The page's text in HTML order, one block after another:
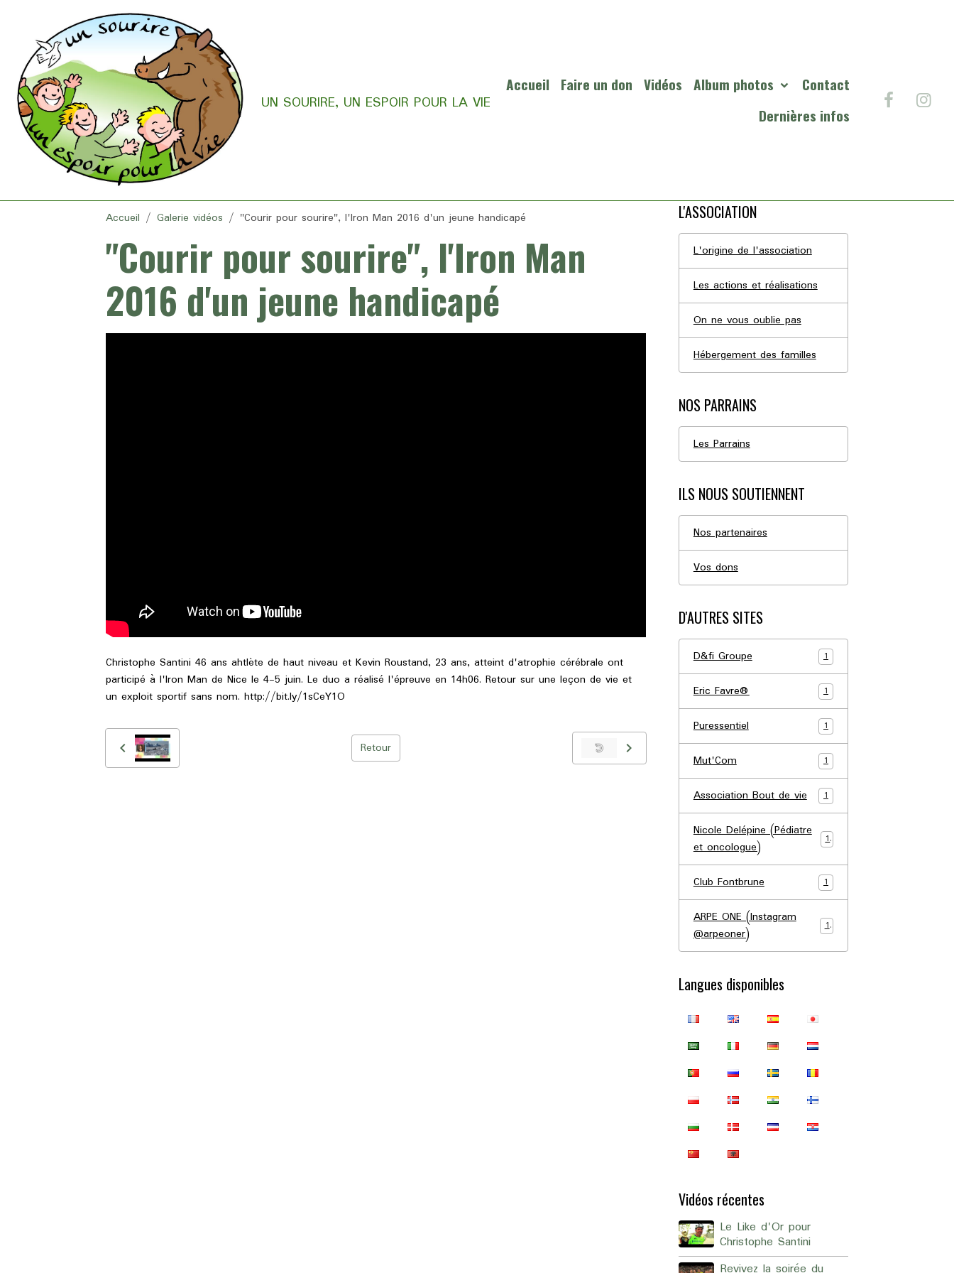
UN SOURIRE, UN ESPOIR POUR LA VIE
Accueil Faire un don Vidéos Album photos
Contact
Dernières infos
Accueil Galerie vidéos "Courir pour sourire", l'Iron Man 2016 d'un jeune handicapé
"Courir pour sourire", l'Iron Man
2016 d'un jeune handicapé
Christophe Santini 46 ans ahtlète de haut niveau et Kevin Roustand, 23 ans, atteint d'atrophie cérébrale ont
participé à l'Iron Man de Nice le 4-5 juin. Le duo a réalisé l'épreuve en 14h06. Retour sur une leçon de vie et
un exploit sportif sans nom. http://bit.ly/1sCeY1O
Retour
L'ASSOCIATION
L'origine de l'association
Les actions et réalisations
On ne vous oublie pas
Hébergement des familles
NOS PARRAINS
Les Parrains
ILS NOUS SOUTIENNENT
Nos partenaires
Vos dons
D'AUTRES SITES
D&fi Groupe 1
Eric Favre® 1
Puressentiel 1
Mut'Com 1
Association Bout de vie 1
Nicole Delépine (Pédiatre
et oncologue)
1
Club Fontbrune 1
ARPE ONE (Instagram
@arpeoner)
1
Langues disponibles
Vidéos récentes
Le Like d'Or pour
Christophe Santini